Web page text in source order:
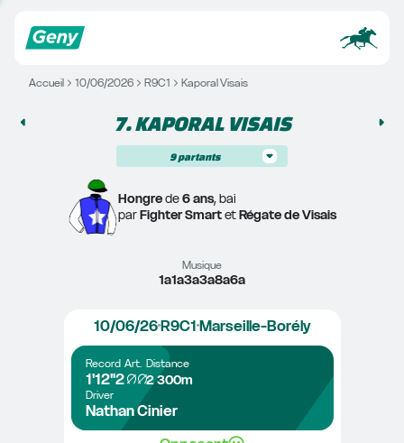
Accueil 10/06/2026 R9C1 Kaporal Visais
7. KAPORAL VISAIS
9 partants
Hongre de 6 ans, bai
par Fighter Smart et Régate de Visais
Musique
1a1a3a3a8a6a
10/06/26R9C1 Marseille-Borély
Record
1'12"2
Art. Distance
2 300m
Driver
Nathan Cinier